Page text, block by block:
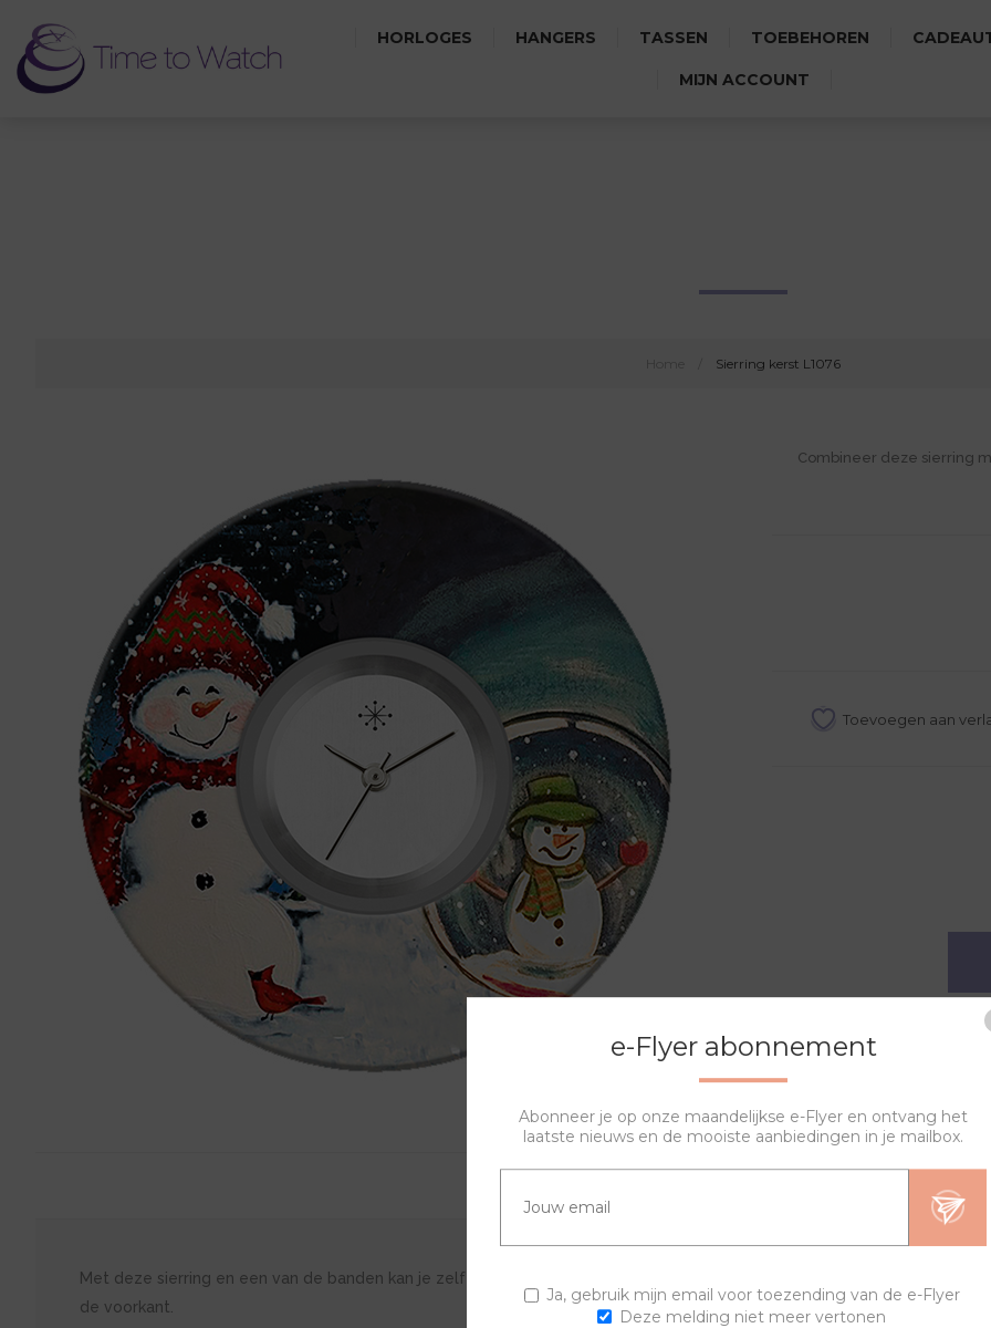
HORLOGES HANGERS TASSEN TOEBEHOREN
MIJN ACCOUNT
Sierring kerst L1076
Combineer deze sierring
VRAGEN?
Met deze sierring en een van de banden kan je zelf je eigen horloge samenstellen. De lyric sierring bestaat uit een
de voorkant.
e-Flyer abonnement
Abonneer je op onze maandelijkse e-Flyer en ontvang het
laatste nieuws en de mooiste aanbiedingen in je mailbox.
Ja, gebruik mijn email voor toezending van de e-Flyer
Deze melding niet meer vertonen